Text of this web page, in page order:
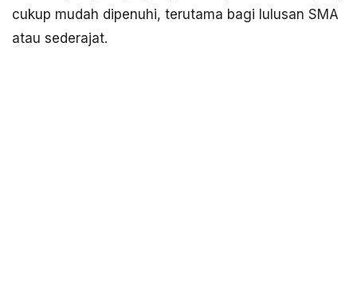
cukup mudah dipenuhi, terutama bagi lulusan SMA
atau sederajat.